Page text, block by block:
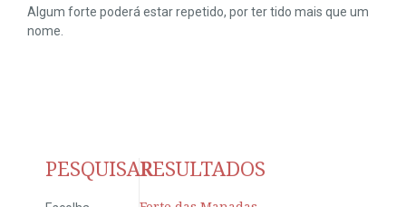
Algum forte poderá estar repetido, por ter tido mais que um
nome.
PESQUISARRESULTADOS